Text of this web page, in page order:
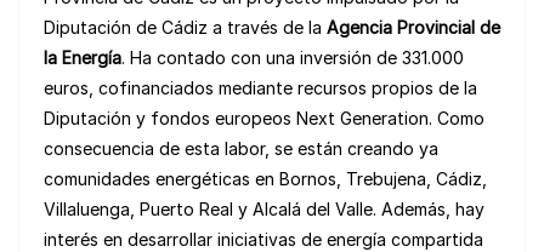
Diputación de Cádiz a través de la Agencia Provincial de
la Energía. Ha contado con una inversión de 331.000
euros, cofinanciados mediante recursos propios de la
Diputación y fondos europeos Next Generation. Como
consecuencia de esta labor, se están creando ya
comunidades energéticas en Bornos, Trebujena, Cádiz,
Villaluenga, Puerto Real y Alcalá del Valle. Además, hay
interés en desarrollar iniciativas de energía compartida